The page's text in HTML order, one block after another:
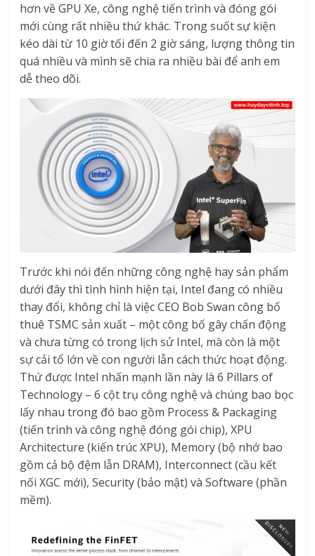
hơn về GPU Xe, công nghệ tiến trình và đóng gói
mới cùng rất nhiều thứ khác. Trong suốt sự kiện
kéo dài từ 10 giờ tối đến 2 giờ sáng, lượng thông tin
quá nhiều và mình sẽ chia ra nhiều bài để anh em
dễ theo dõi.
Trước khi nói đến những công nghệ hay sản phẩm
dưới đây thì tình hình hiện tại, Intel đang có nhiều
thay đổi, không chỉ là việc CEO Bob Swan công bố
thuê TSMC sản xuất – một công bố gây chấn động
và chưa từng có trong lịch sử Intel, mà còn là một
sự cải tổ lớn về con người lẫn cách thức hoạt động.
Thứ được Intel nhấn mạnh lần này là 6 Pillars of
Technology – 6 cột trụ công nghệ và chúng bao bọc
lấy nhau trong đó bao gồm Process & Packaging
(tiến trình và công nghệ đóng gói chip), XPU
Architecture (kiến trúc XPU), Memory (bộ nhớ bao
gồm cả bộ đệm lẫn DRAM), Interconnect (cầu kết
nối XGC mới), Security (bảo mật) và Software (phần
mềm).